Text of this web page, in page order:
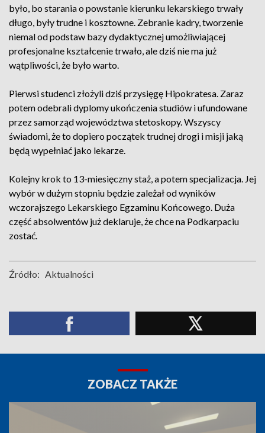
było, bo starania o powstanie kierunku lekarskiego trwały
długo, były trudne i kosztowne. Zebranie kadry, tworzenie
niemal od podstaw bazy dydaktycznej umożliwiającej
profesjonalne kształcenie trwało, ale dziś nie ma już
wątpliwości, że było warto.
Pierwsi studenci złożyli dziś przysięgę Hipokratesa. Zaraz
potem odebrali dyplomy ukończenia studiów i ufundowane
przez samorząd województwa stetoskopy. Wszyscy
świadomi, że to dopiero początek trudnej drogi i misji jaką
będą wypełniać jako lekarze.
Kolejny krok to 13-miesięczny staż, a potem specjalizacja. Jej
wybór w dużym stopniu będzie zależał od wyników
wczorajszego Lekarskiego Egzaminu Końcowego. Duża
część absolwentów już deklaruje, że chce na Podkarpaciu
zostać.
Źródło: Aktualności
ZOBACZ TAKŻE